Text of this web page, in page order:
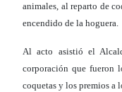
animales, al reparto de
encendido de la hoguera.
Al acto asistió el
corporación que fueron
coquetas y los premios a